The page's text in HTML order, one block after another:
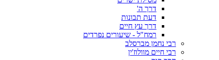
דרך ה'
דעת תבונות
דרך עץ חיים
רמח"ל - שיעורים נפרדים
רבי נחמן מברסלב
רבי חיים מוולוז'ין